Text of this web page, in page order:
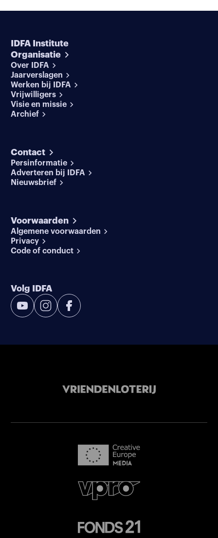
IDFA Institute
Organisatie
Over IDFA
Jaarverslagen
Werken bij IDFA
Vrijwilligers
Visie en missie
Archief
Contact
Persinformatie
Adverteren bij IDFA
Nieuwsbrief
Voorwaarden
Algemene voorwaarden
Privacy
Code of conduct
Volg IDFA